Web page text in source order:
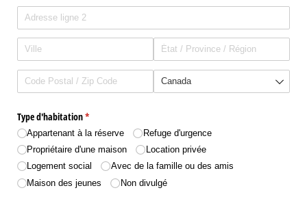
Type d'habitation*
(requis)
Appartenant à la réserve
Refuge d'urgence
Propriétaire d'une maison
Location privée
Logement social
Avec de la famille ou des amis
Maison des jeunes
Non divulgé